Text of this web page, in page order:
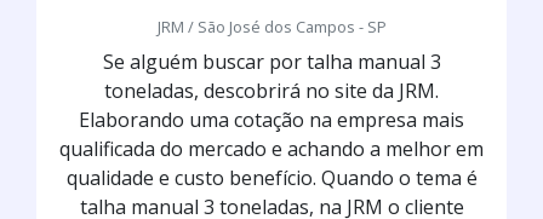
JRM / São José dos Campos - SP
Se alguém buscar por talha manual 3
toneladas, descobrirá no site da JRM.
Elaborando uma cotação na empresa mais
qualificada do mercado e achando a melhor em
qualidade e custo benefício. Quando o tema é
talha manual 3 toneladas, na JRM o cliente